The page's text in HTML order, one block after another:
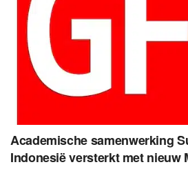
Academische samenwerking
Indonesië versterkt met nieuw